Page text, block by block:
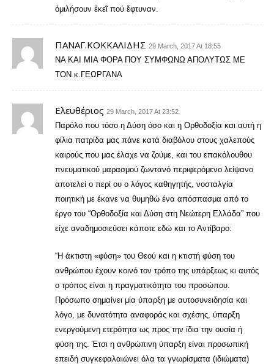
ὁμιλήσουν ἐκεῖ πού ἔφτυναν.
ΠΑΝΑΓ.ΚΟΚΚΑΛΙΔΗΣ 29 March, 2017 At 18:55
ΝΑ ΚΑΙ ΜΙΑ ΦΟΡΑ ΠΟΥ ΣΥΜΦΩΝΩ ΑΠΟΛΥΤΩΣ ΜΕ
ΤΟΝ κ.ΓΕΩΡΓΑΝΑ
Ελευθέριος 29 March, 2017 At 23:52
Παρόλο που τόσο η Δύση όσο και η Ορθοδοξία και αυτή η
φίλια πατρίδα μας πάνε κατά διαβόλου στους χαλεπούς
καιρούς που μας έλαχε να ζούμε, και του επακόλουθου
πνευματικού μαρασμού ζωντανό περιφερόμενο λείψανο
αποτελεί ο περί ου ο λόγος καθηγητής, νοσταλγία
ποιητική με έκανε να θυμηθώ ένα απόσπασμα από το
έργο του “Ορθοδοξία και Δύση στη Νεώτερη Ελλάδα” που
είχε αναδημοσιεύσει κάποτε εδώ και το Αντίβαρο:
“Η άκτιστη «φύση» του Θεού και η κτιστή φύση του
ανθρώπου έχουν κοινό τον τρόπο της υπάρξεως κι αυτός
ο τρόπος είναι η πραγματικότητα του προσώπου.
Πρόσωπο σημαίνει μία ύπαρξη με αυτοσυνειδησία και
λόγο, με δυνατότητα αναφοράς και σχέσης, ύπαρξη
ενεργούμενη ετερότητα ως προς την ίδια την ουσία ή
φύση της. Έτσι η ανθρώπινη ύπαρξη είναι προσωπική
επειδή συγκεφαλαιώνει όλα τα γνωρίσματα (ιδιώματα)